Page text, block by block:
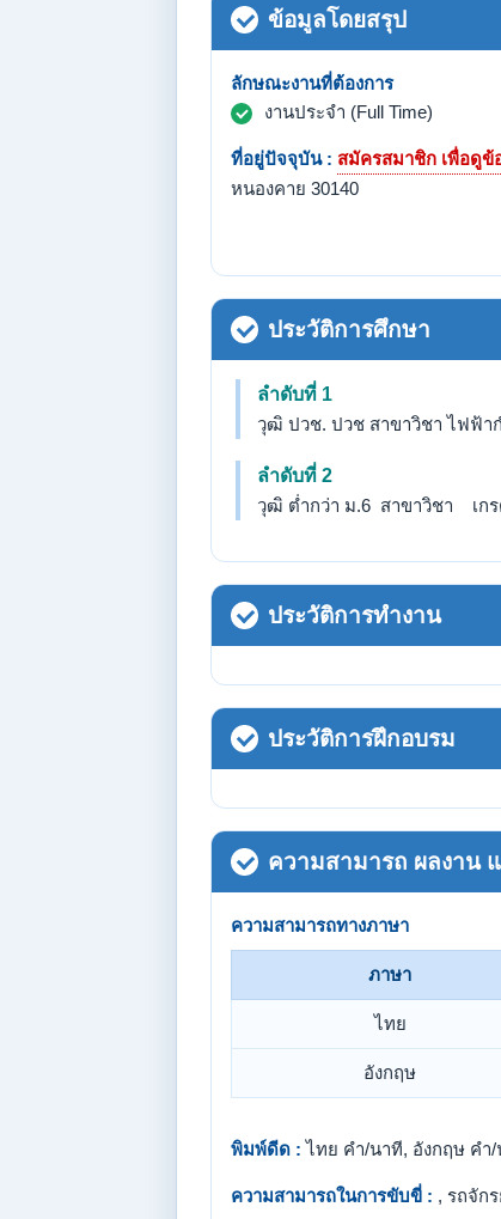
ข้อมูลโดยสรุป
ลักษณะงานที่ต้องการ
งานประจำ (Full Time)
ที่อยู่ปัจจุบัน : สมัครสมาชิก เพื่อดูข้
หนองคาย 30140
ประวัติการศึกษา
ลำดับที่ 1
วุฒิ ปวช. ปวช สาขาวิชา ไฟฟ้า
ลำดับที่ 2
วุฒิ ต่ำกว่า ม.6 สาขาวิชา เกร
ประวัติการทำงาน
ประวัติการฝึกอบรม
ความสามารถ ผลงาน
ความสามารถทางภาษา
ภาษา
ไทย
อังกฤษ
พิมพ์ดีด : ไทย คำ/นาที, อังกฤษ คำ/
ความสามารถในการขับขี่ : , รถจัก